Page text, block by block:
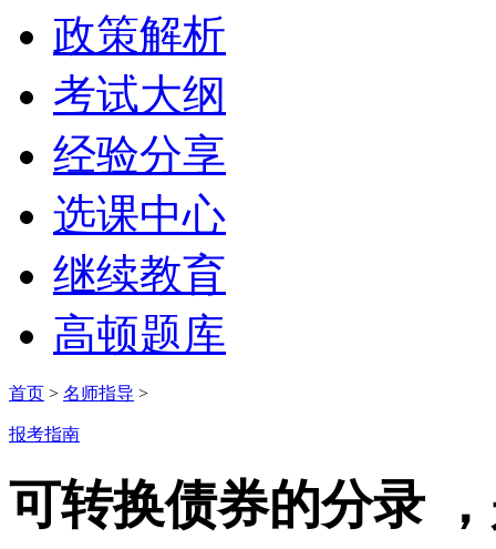
政策解析
考试大纲
经验分享
选课中心
继续教育
高顿题库
首页 > 名师指导 >
报考指南
可转换债券的分录